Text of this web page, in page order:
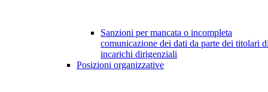
Sanzioni per mancata o incompleta
comunicazione dei dati da parte dei titolari
incarichi dirigenziali
Posizioni organizzative